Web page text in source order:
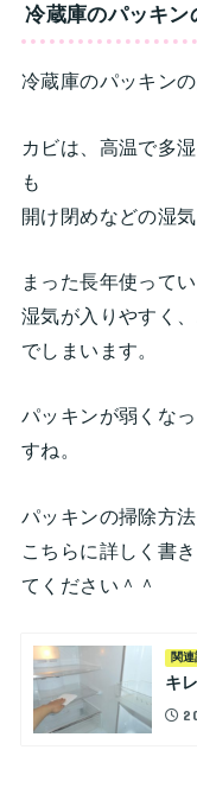
冷蔵庫のパッキン
冷蔵庫のパッキン
カビは、高温で多
も
開け閉めなどの湿
まった長年使って
湿気が入りやすく
でしまいます。
パッキンが弱くな
すね。
パッキンの掃除方
こちらに詳しく書
てください＾＾
関
キ